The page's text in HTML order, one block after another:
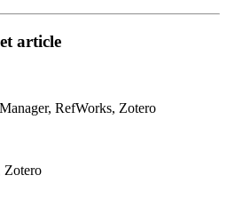
article
RefWorks, Zotero
Zotero